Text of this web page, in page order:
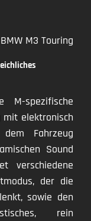
M-spezifische
mit elektronisch
Fahrzeug
Sound
verschiedene
der die
sowie den
rein